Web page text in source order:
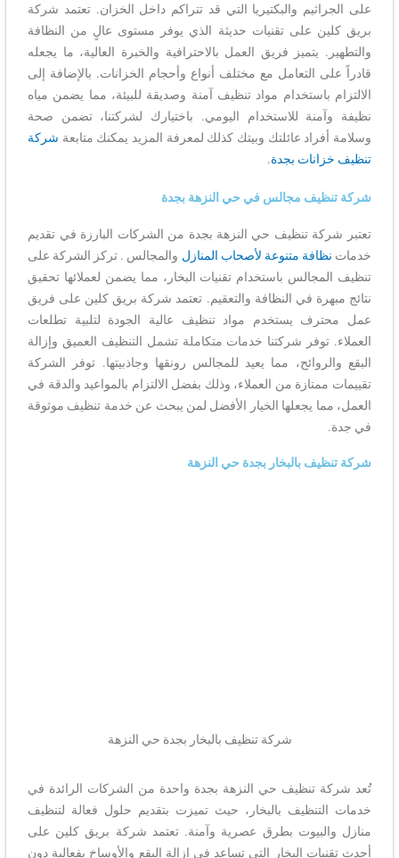
على الجراثيم والبكتيريا التي قد تتراكم داخل الخزان. تعتمد شركة
بريق كلين على تقنيات حديثة الذي يوفر مستوى عالٍ من النظافة
والتطهير. يتميز فريق العمل بالاحترافية والخبرة العالية، ما يجعله
قادراً على التعامل مع مختلف أنواع وأحجام الخزانات. بالإضافة إلى
الالتزام باستخدام مواد تنظيف آمنة وصديقة للبيئة، مما يضمن مياه
نظيفة وآمنة للاستخدام اليومي. باختيارك لشركتنا، تضمن صحة
وسلامة أفراد عائلتك وبيتك كذلك لمعرفة المزيد يمكنك متابعة شركة
تنظيف خزانات بجدة.
شركة تنظيف مجالس في حي النزهة بجدة
تعتبر شركة تنظيف حي النزهة بجدة من الشركات البارزة في تقديم
خدمات نظافة متنوعة لأصحاب المنازل والمجالس . تركز الشركة على
تنظيف المجالس باستخدام تقنيات البخار، مما يضمن لعملائها تحقيق
نتائج مبهرة في النظافة والتعقيم. تعتمد شركة بريق كلين على فريق
عمل محترف يستخدم مواد تنظيف عالية الجودة لتلبية تطلعات
العملاء. توفر شركتنا خدمات متكاملة تشمل التنظيف العميق وإزالة
البقع والروائح، مما يعيد للمجالس رونقها وجاذبيتها. توفر الشركة
تقييمات ممتازة من العملاء، وذلك بفضل الالتزام بالمواعيد والدقة في
العمل، مما يجعلها الخيار الأفضل لمن يبحث عن خدمة تنظيف موثوقة
في جدة.
شركة تنظيف بالبخار بجدة حي النزهة
شركة تنظيف بالبخار بجدة حي النزهة
تُعد شركة تنظيف حي النزهة بجدة واحدة من الشركات الرائدة في
خدمات التنظيف بالبخار، حيث تميزت بتقديم حلول فعالة لتنظيف
منازل والبيوت بطرق عصرية وآمنة. تعتمد شركة بريق كلين على
أحدث تقنيات البخار التي تساعد في إزالة البقع والأوساخ بفعالية دون